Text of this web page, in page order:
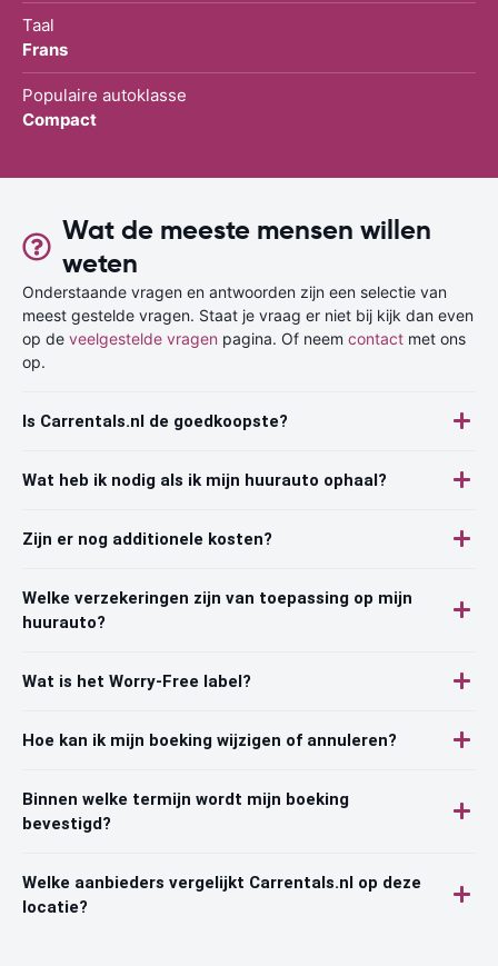
Taal
Frans
Populaire autoklasse
Compact
Wat de meeste mensen willen
weten
Onderstaande vragen en antwoorden zijn een selectie van
meest gestelde vragen. Staat je vraag er niet bij kijk dan even
op de veelgestelde vragen pagina. Of neem contact met ons
op.
Is Carrentals.nl de goedkoopste?
Wat heb ik nodig als ik mijn huurauto ophaal?
Zijn er nog additionele kosten?
Welke verzekeringen zijn van toepassing op mijn
huurauto?
Wat is het Worry-Free label?
Hoe kan ik mijn boeking wijzigen of annuleren?
Binnen welke termijn wordt mijn boeking
bevestigd?
Welke aanbieders vergelijkt Carrentals.nl op deze
locatie?